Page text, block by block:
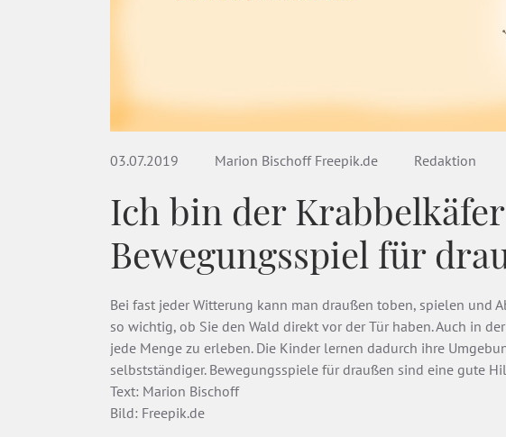
03.07.2019 Marion Bischoff Freepik.de Redaktion
Ich bin der
Bewegungsspiel für
Bei fast jeder Witterung kann man draußen toben, spielen und
so wichtig, ob Sie den Wald direkt vor der Tür haben. Auch in
jede Menge zu erleben. Die Kinder lernen dadurch ihre
selbstständiger. Bewegungsspiele für draußen sind eine gute
Text: Marion Bischoff
Bild: Freepik.de